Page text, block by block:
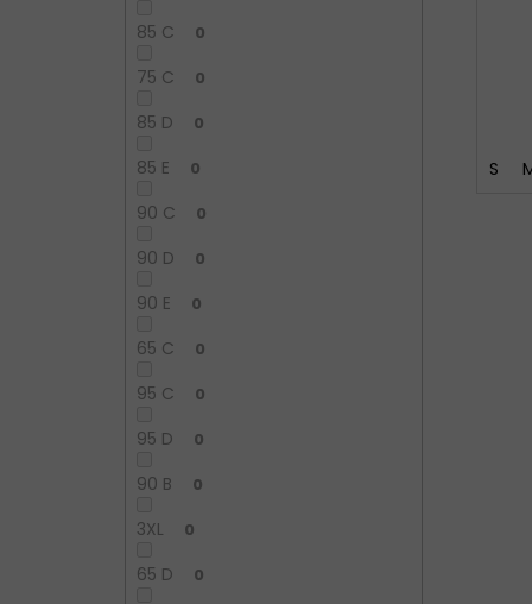
85 C 0
75 C 0
85 D 0
85 E 0
90 C 0
90 D 0
90 E 0
65 C 0
95 C 0
95 D 0
90 B 0
3XL 0
65 D 0
S